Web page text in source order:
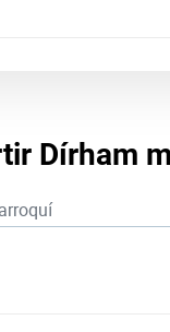
Dírham